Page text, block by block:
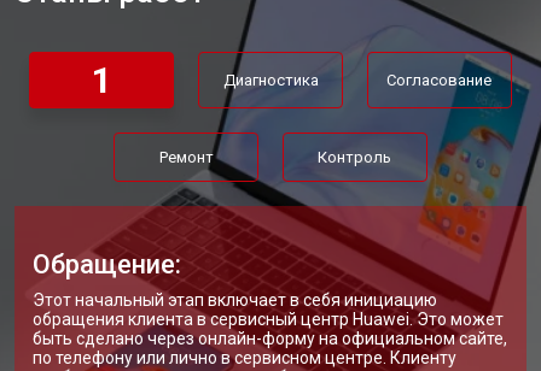
Замена жесткого диска HDD/SSD Заказать
1 Диагностика Согласование
Ремонт Контроль
Обращение:
Этот начальный этап включает в себя инициацию
обращения клиента в сервисный центр Huawei. Это может
быть сделано через онлайн-форму на официальном сайте,
по телефону или лично в сервисном центре. Клиенту